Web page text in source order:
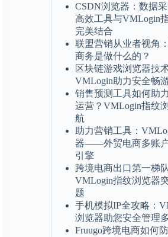
CSDN浏览器：数据
高效工具与VMLogin
完美结合
联盟营销从业者视角
商务是做什么的？
区块链游戏浏览器技
VMLogin助力安全畅
销售预测工具如何助
运营？VMLogin指纹
航
助力营销工具：
器——外贸电商多账
引擎
跨境电商出口第一梯
VMLogin指纹浏览器
题
手机模拟IP全攻略：
浏览器助您安全管理
Fruugo跨境电商如何